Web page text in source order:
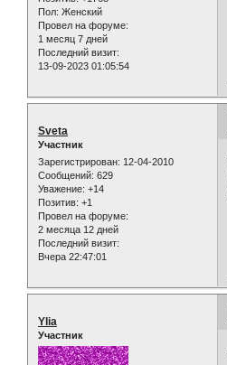
Пол: Женский
Провел на форуме:
1 месяц 7 дней
Последний визит:
13-09-2023 01:05:54
Sveta
Участник
Зарегистрирован: 12-04-2010
Сообщений: 629
Уважение: +14
Позитив: +1
Провел на форуме:
2 месяца 12 дней
Последний визит:
Вчера 22:47:01
Ylia
Участник